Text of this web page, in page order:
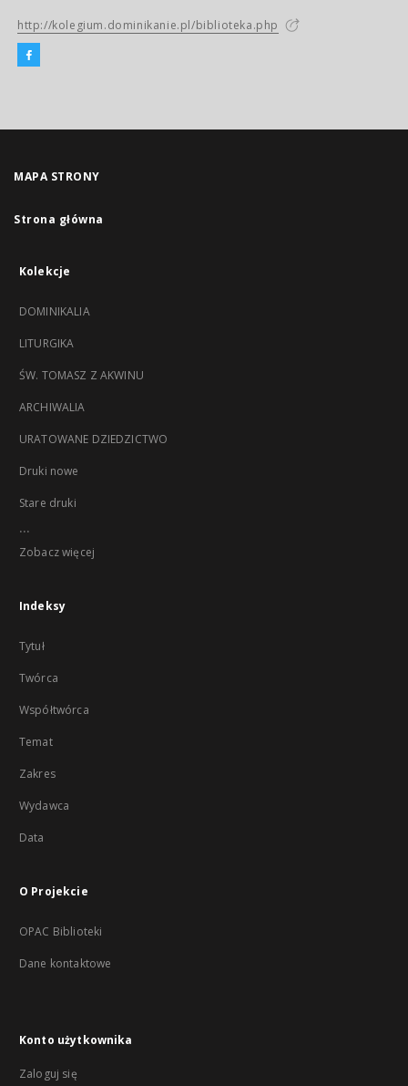
http://kolegium.dominikanie.pl/biblioteka.php
MAPA STRONY
Strona główna
Kolekcje
DOMINIKALIA
LITURGIKA
ŚW. TOMASZ Z AKWINU
ARCHIWALIA
URATOWANE DZIEDZICTWO
Druki nowe
Stare druki
...
Zobacz więcej
Indeksy
Tytuł
Twórca
Współtwórca
Temat
Zakres
Wydawca
Data
O Projekcie
OPAC Biblioteki
Dane kontaktowe
Konto użytkownika
Zaloguj się